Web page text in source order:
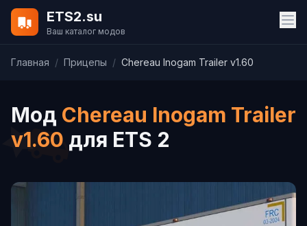
ETS2.su
Ваш каталог модов
Главная / Прицепы / Chereau Inogam Trailer v1.60
Мод Chereau Inogam Trailer
v1.60 для ETS 2